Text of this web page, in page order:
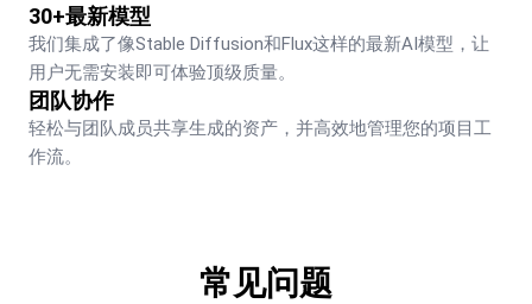
30+最新模型
我们集成了像Stable Diffusion和Flux这样的最新AI模型，让
用户无需安装即可体验顶级质量。
团队协作
轻松与团队成员共享生成的资产，并高效地管理您的项目工
作流。
常见问题